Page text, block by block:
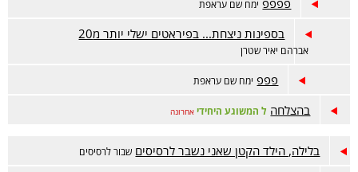
פפפפ ימח שם עראפת
בספינות ניצחת... בפיראטים ישלי יותר מ20
אברהם יאיר שטרן
פפפ ימח שם עראפת
בהצלחה ל המשוגע היחידי אחרונה
בלילה, הילד הקטן שאני נשבר לרסיסים שבור לרסיסים